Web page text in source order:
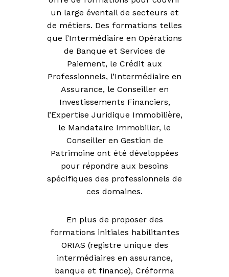
un large éventail de secteurs et
de métiers. Des formations telles
que l’Intermédiaire en Opérations
de Banque et Services de
Paiement, le Crédit aux
Professionnels, l’Intermédiaire en
Assurance, le Conseiller en
Investissements Financiers,
l’Expertise Juridique Immobilière,
le Mandataire Immobilier, le
Conseiller en Gestion de
Patrimoine ont été développées
pour répondre aux besoins
spécifiques des professionnels de
ces domaines.
En plus de proposer des
formations initiales habilitantes
ORIAS (registre unique des
intermédiaires en assurance,
banque et finance), Créforma